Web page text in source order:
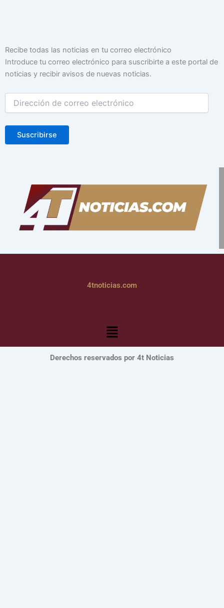
Recibe todas las noticias en tu correo electrónico
Introduce tu correo electrónico para suscribirte a este portal de
noticias y recibir avisos de nuevas noticias.
Dirección
de
electrónico
Suscribirse
4tnoticias.com
Menú
Derechos reservados por 4t Noticias